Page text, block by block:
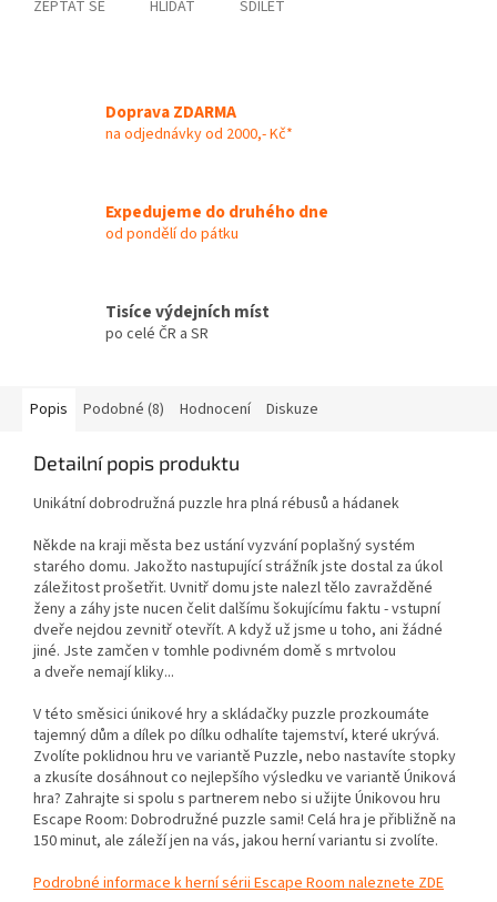
ZEPTAT SE HLÍDAT SDÍLET
Doprava ZDARMA
na odjednávky od 2000,- Kč*
Expedujeme do druhého dne
od pondělí do pátku
Tisíce výdejních míst
po celé ČR a SR
Popis Podobné (8) Hodnocení Diskuze
Detailní popis produktu
Unikátní dobrodružná puzzle hra plná rébusů a hádanek
Někde na kraji města bez ustání vyzvání poplašný systém
starého domu. Jakožto nastupující strážník jste dostal za úkol
záležitost prošetřit. Uvnitř domu jste nalezl tělo zavražděné
ženy a záhy jste nucen čelit dalšímu šokujícímu faktu - vstupní
dveře nejdou zevnitř otevřít. A když už jsme u toho, ani žádné
jiné. Jste zamčen v tomhle podivném domě s mrtvolou
a dveře nemají kliky...
V této směsici únikové hry a skládačky puzzle prozkoumáte
tajemný dům a dílek po dílku odhalíte tajemství, které ukrývá.
Zvolíte poklidnou hru ve variantě Puzzle, nebo nastavíte stopky
a zkusíte dosáhnout co nejlepšího výsledku ve variantě Úniková
hra? Zahrajte si spolu s partnerem nebo si užijte Únikovou hru
Escape Room: Dobrodružné puzzle sami! Celá hra je přibližně na
150 minut, ale záleží jen na vás, jakou herní variantu si zvolíte.
Podrobné informace k herní sérii Escape Room naleznete ZDE